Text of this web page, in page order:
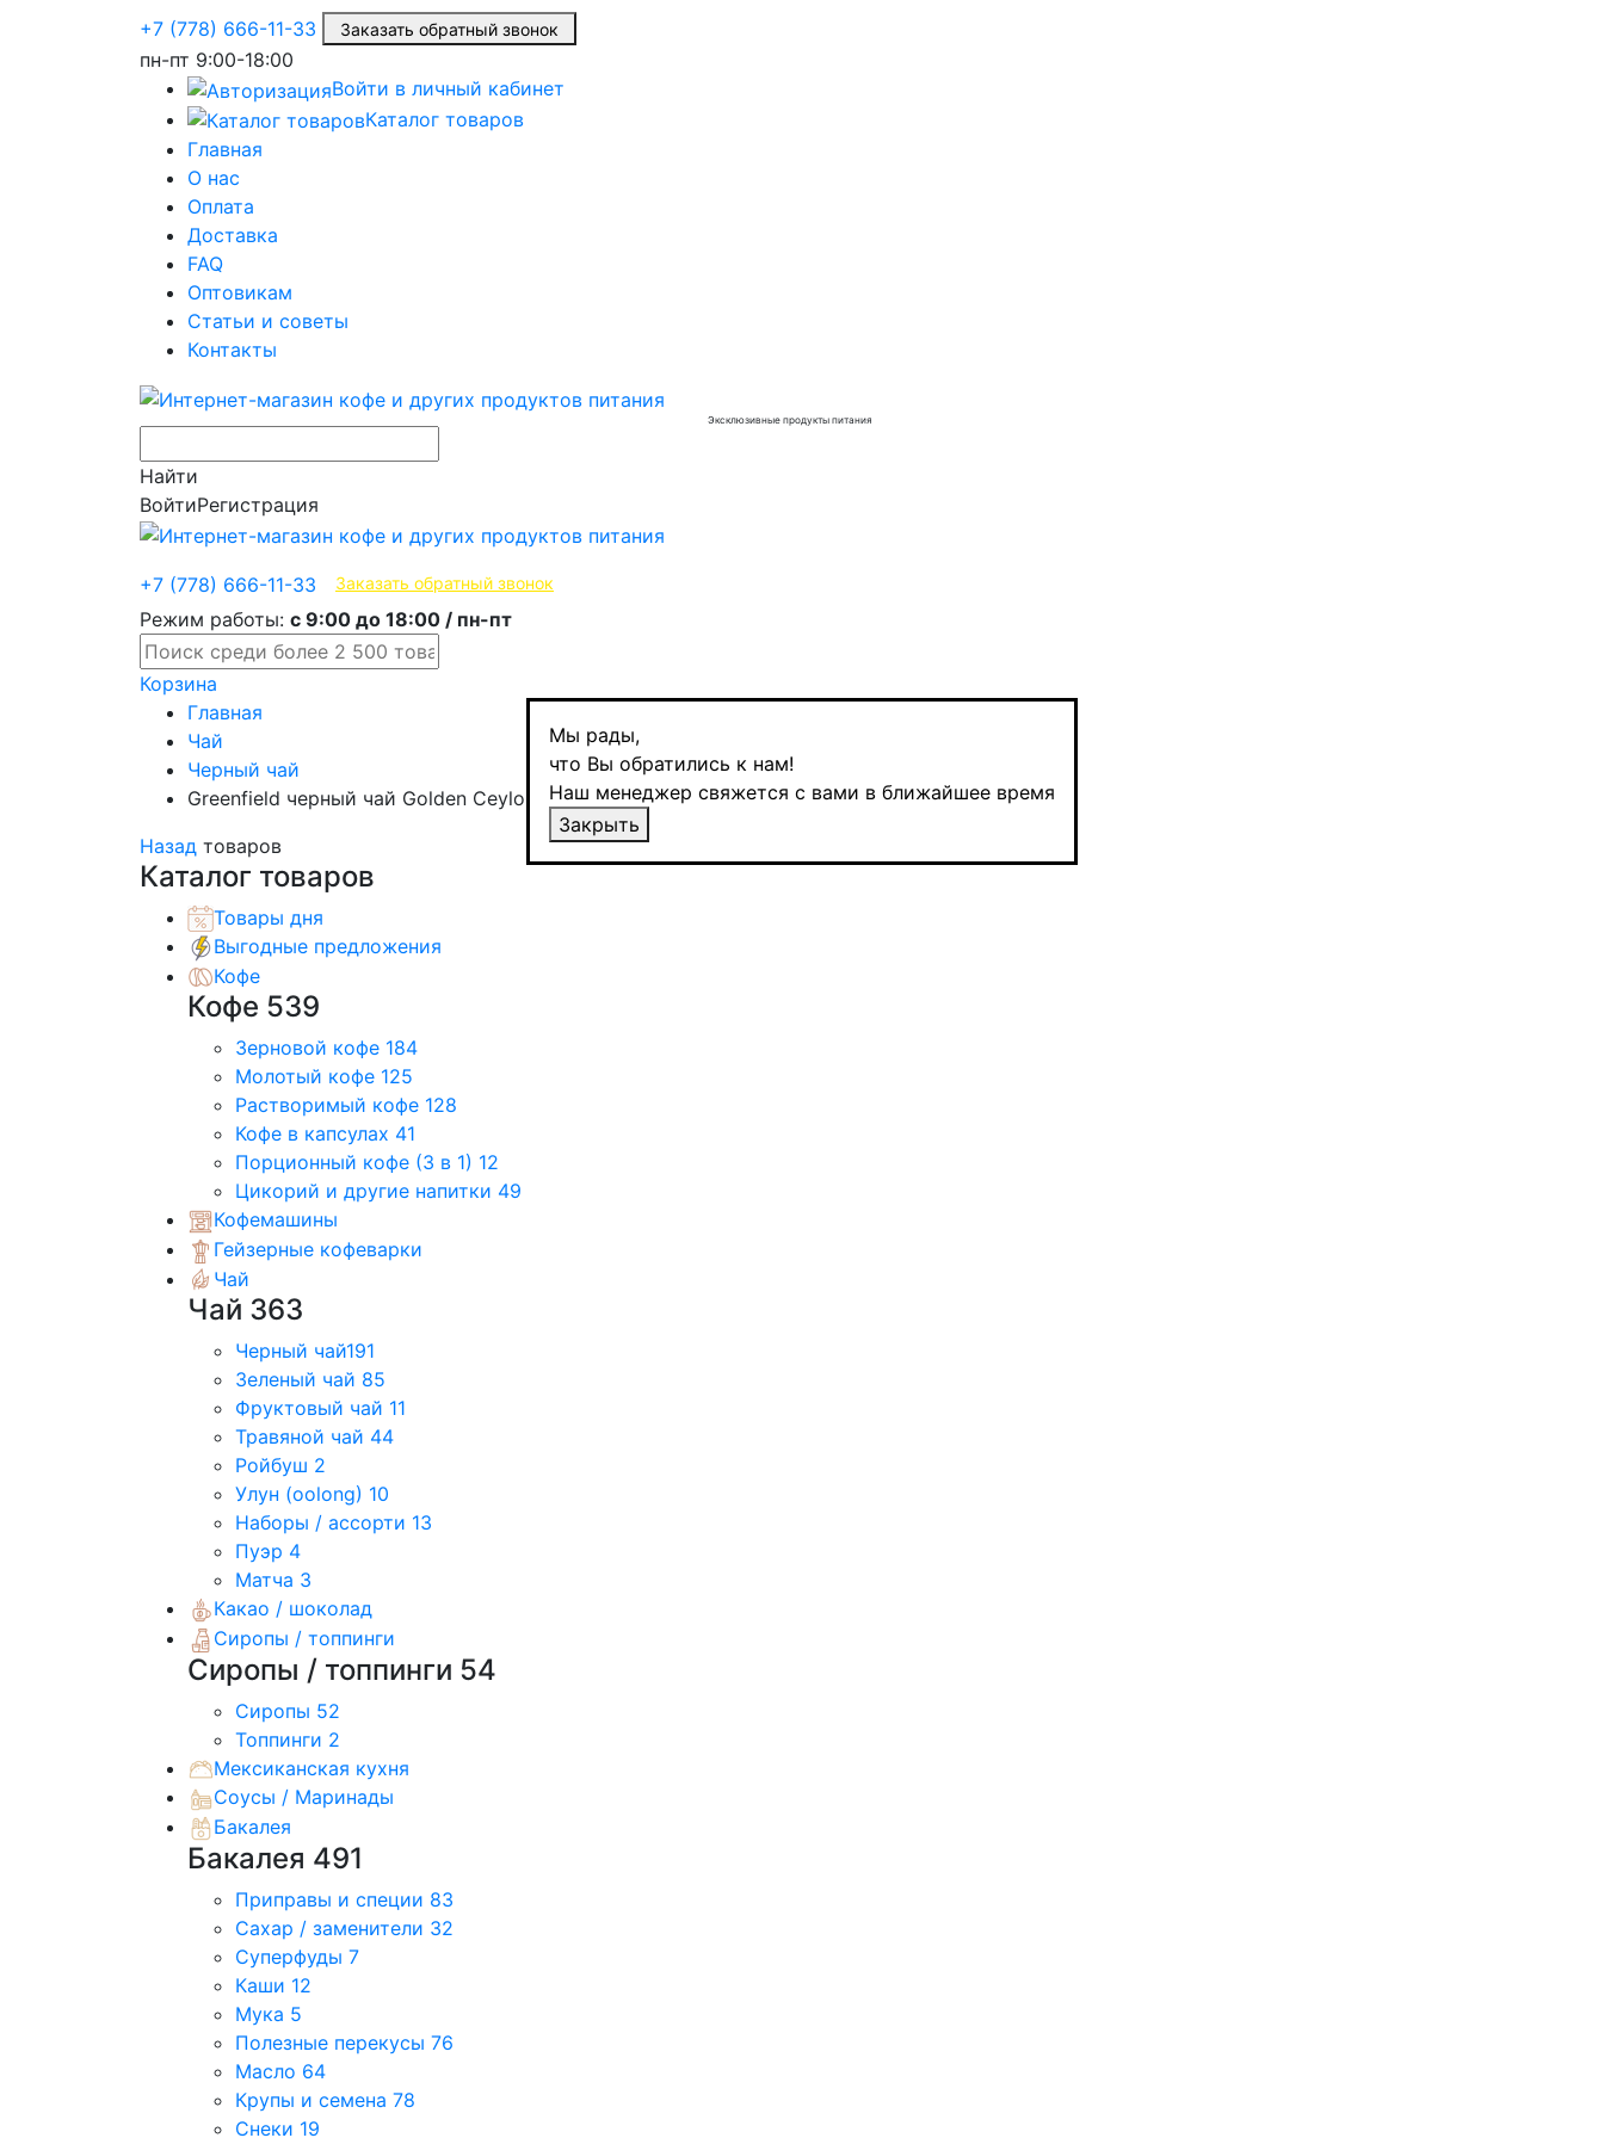
+7 (778) 666-11-33 Заказать обратный звонок
пн-пт 9:00-18:00
Войти в личный кабинет
Каталог товаров
Главная
О нас
Оплата
Доставка
FAQ
Оптовикам
Статьи и советы
Контакты
Эксклюзивные продукты питания
Найти
ВойтиРегистрация
+7 (778) 666-11-33 Заказать обратный звонок
Режим работы: с 9:00 до 18:00 / пн-пт
Корзина
Мы рады,
что Вы обратились к нам!
Наш менеджер свяжется с вами в ближайшее время
Закрыть
Главная
Чай
Черный чай
Greenfield черный чай Golden Ceylon, 100 пакетиков
Назад товаров
Каталог товаров
Товары дня
Выгодные предложения
Кофе
Кофе 539
Зерновой кофе 184
Молотый кофе 125
Растворимый кофе 128
Кофе в капсулах 41
Порционный кофе (3 в 1) 12
Цикорий и другие напитки 49
Кофемашины
Гейзерные кофеварки
Чай
Чай 363
Черный чай191
Зеленый чай 85
Фруктовый чай 11
Травяной чай 44
Ройбуш 2
Улун (oolong) 10
Наборы / ассорти 13
Пуэр 4
Матча 3
Какао / шоколад
Сиропы / топпинги
Сиропы / топпинги 54
Сиропы 52
Топпинги 2
Мексиканская кухня
Соусы / Маринады
Бакалея
Бакалея 491
Приправы и специи 83
Сахар / заменители 32
Суперфуды 7
Каши 12
Мука 5
Полезные перекусы 76
Масло 64
Крупы и семена 78
Снеки 19